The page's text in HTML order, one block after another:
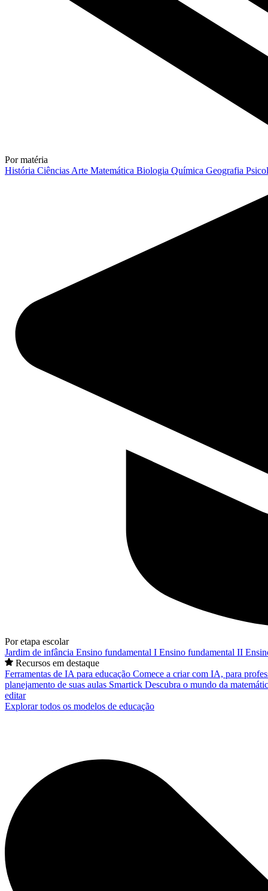
Por matéria
História Ciências Arte Matemática Biologia Química Geografia
Por etapa escolar
Jardim de infância Ensino fundamental I Ensino fundamental II
Recursos em destaque
Ferramentas de IA para educação Comece a criar com IA, para
planejamento de suas aulas Smartick Descubra o mundo da
editar
Explorar todos os modelos de educação